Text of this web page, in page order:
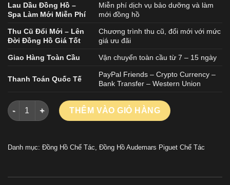
Lau Dầu Đồng Hồ –
Spa Làm Mới Miễn Phí
Miễn phí dịch vụ bảo dưỡng và làm
mới đồng hồ
Thu Cũ Đổi Mới – Lên
Đời Đồng Hồ Giá Tốt
Chương trình thu cũ, đổi mới với mức
giá ưu đãi
Giao Hàng Toàn Cầu Vận chuyển toàn cầu từ 7 – 15 ngày
Thanh Toán Quốc Tế
PayPal Friends – Crypto Currency –
Bank Transfer – Western Union
Đồng Hồ Audemars Piguet Royal Oak 15710ST Màu Đen Chế
THÊM VÀO GIỎ HÀNG
Danh mục: Đồng Hồ Chế Tác Đồng Hồ Audemars Piguet Chế Tác